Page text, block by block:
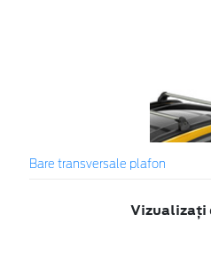
Bare transversale plafon
Vizualizați